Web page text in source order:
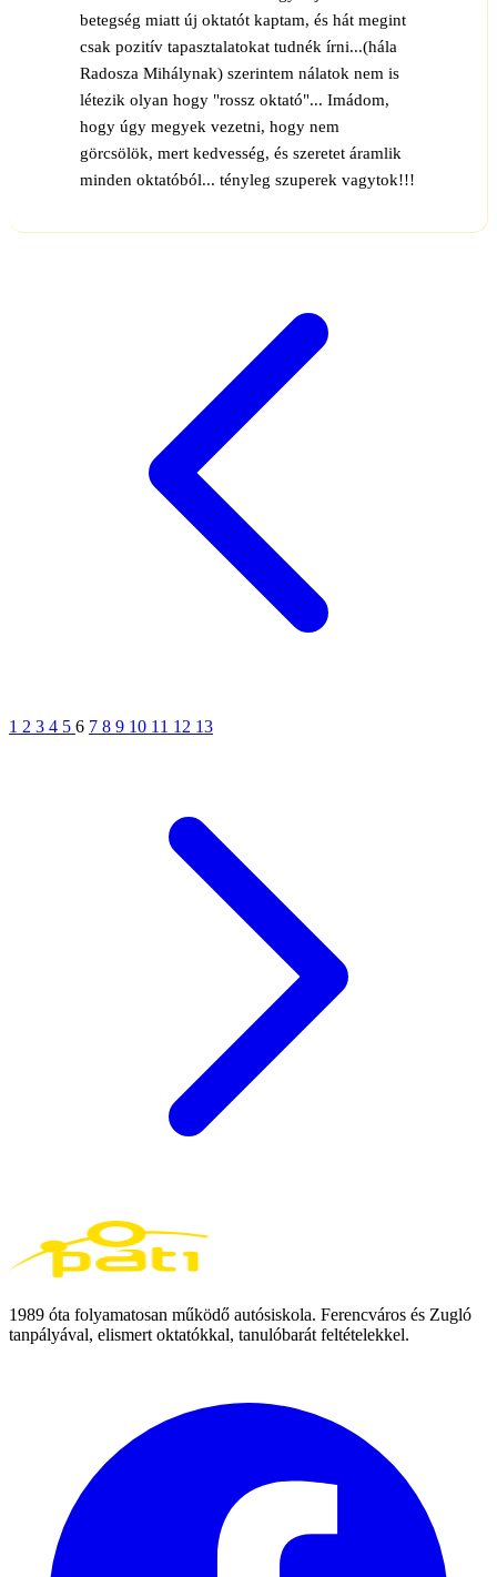
betegség miatt új oktatót kaptam, és hát megint
csak pozitív tapasztalatokat tudnék írni...(hála
Radosza Mihálynak) szerintem nálatok nem is
létezik olyan hogy "rossz oktató"... Imádom,
hogy úgy megyek vezetni, hogy nem
görcsölök, mert kedvesség, és szeretet áramlik
minden oktatóból... tényleg szuperek vagytok!!!
1 2 3 4 5 6 7 8 9 10 11 12 13
1989 óta folyamatosan működő autósiskola. Ferencváros és Zugló
tanpályával, elismert oktatókkal, tanulóbarát feltételekkel.